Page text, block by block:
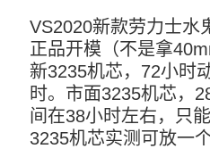
VS2020新款劳力士水
正品开模（不是拿
新3235机芯，72小时
时。市面3235机芯，
间在38小时左右，只
3235机芯实测可放一